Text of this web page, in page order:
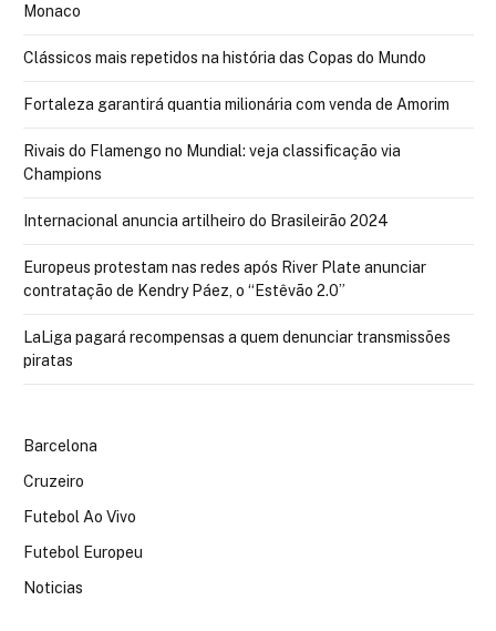
Monaco
Clássicos mais repetidos na história das Copas do Mundo
Fortaleza garantirá quantia milionária com venda de Amorim
Rivais do Flamengo no Mundial: veja classificação via
Champions
Internacional anuncia artilheiro do Brasileirão 2024
Europeus protestam nas redes após River Plate anunciar
contratação de Kendry Páez, o “Estêvão 2.0”
LaLiga pagará recompensas a quem denunciar transmissões
piratas
Barcelona
Cruzeiro
Futebol Ao Vivo
Futebol Europeu
Noticias